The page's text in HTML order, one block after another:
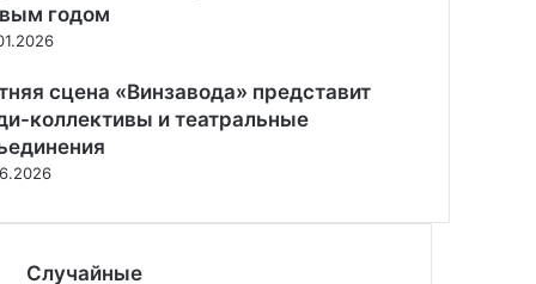
годом
сцена «Винзавода» представит
коллективы и театральные
Случайные